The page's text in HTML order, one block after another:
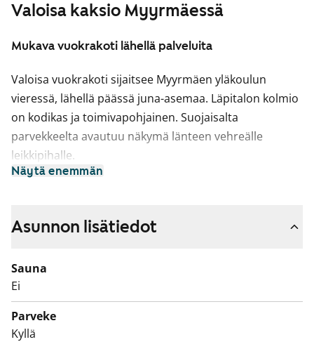
Valoisa kaksio Myyrmäessä
Mukava vuokrakoti lähellä palveluita
Valoisa vuokrakoti sijaitsee Myyrmäen yläkoulun
vieressä, lähellä päässä juna-asemaa. Läpitalon kolmio
on kodikas ja toimivapohjainen. Suojaisalta
parvekkeelta avautuu näkymä länteen vehreälle
leikkipihalle.
pesukoneellesi.
sijaitsee kävelymatkan päässä kouluista, kaupoista ja
juna-asemalta!
Näytä enemmän
Asunnon lisätiedot
Sauna
Ei
Parveke
Kyllä